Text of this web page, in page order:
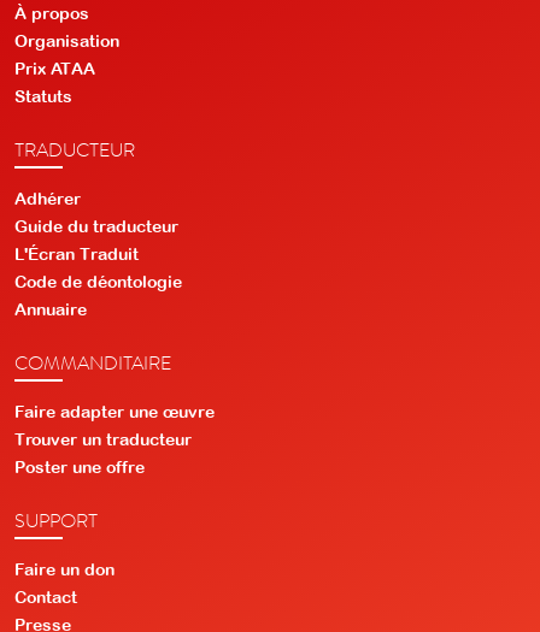
À propos
Organisation
Prix ATAA
Statuts
TRADUCTEUR
Adhérer
Guide du traducteur
L'Écran Traduit
Code de déontologie
Annuaire
COMMANDITAIRE
Faire adapter une œuvre
Trouver un traducteur
Poster une offre
SUPPORT
Faire un don
Contact
Presse